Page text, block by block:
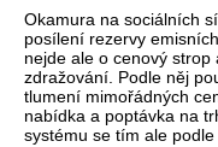
Okamura na sociálních
posílení rezervy
nejde ale o cenový
zdražování. Podle něj
tlumení mimořádných
nabídka a poptávka na
systému se tím ale podle